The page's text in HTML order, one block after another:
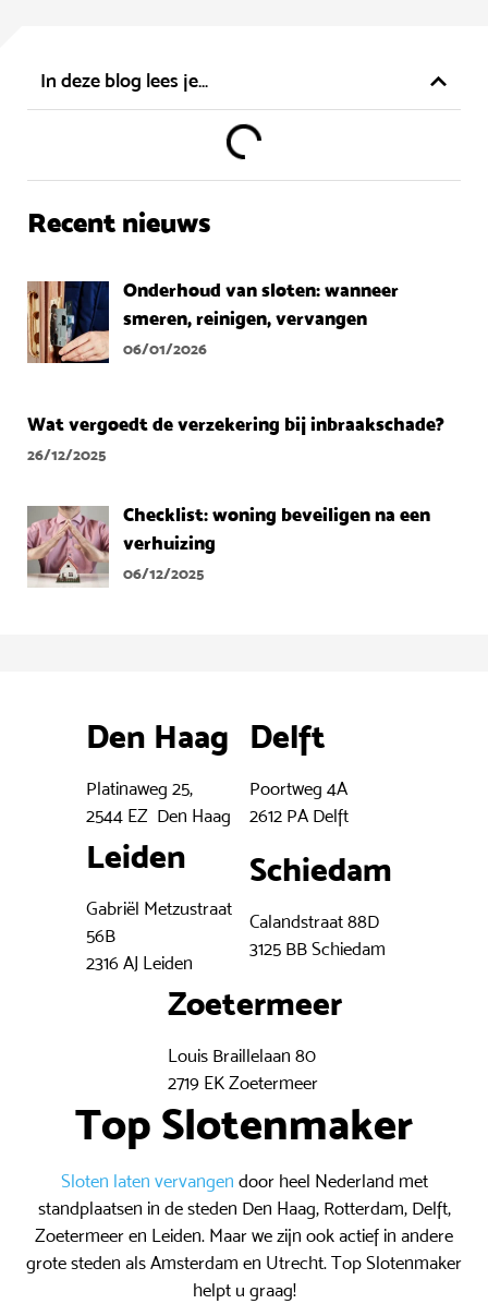
In deze blog lees je…
Recent nieuws
Onderhoud van sloten: wanneer
smeren, reinigen, vervangen
06/01/2026
Wat vergoedt de verzekering bij inbraakschade?
26/12/2025
Checklist: woning beveiligen na een
verhuizing
06/12/2025
Den Haag
Platinaweg 25,
2544 EZ Den Haag
Delft
Poortweg 4A
2612 PA Delft
Leiden
Gabriël Metzustraat
56B
2316 AJ Leiden
Schiedam
Calandstraat 88D
3125 BB Schiedam
Zoetermeer
Louis Braillelaan 80
2719 EK Zoetermeer
Top Slotenmaker
Sloten laten vervangen door heel Nederland met
standplaatsen in de steden Den Haag, Rotterdam, Delft,
Zoetermeer en Leiden. Maar we zijn ook actief in andere
grote steden als Amsterdam en Utrecht. Top Slotenmaker
helpt u graag!